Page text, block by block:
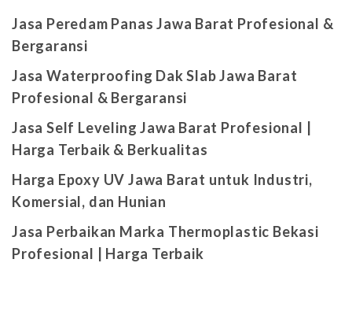
Jasa Peredam Panas Jawa Barat Profesional &
Bergaransi
Jasa Waterproofing Dak Slab Jawa Barat
Profesional & Bergaransi
Jasa Self Leveling Jawa Barat Profesional |
Harga Terbaik & Berkualitas
Harga Epoxy UV Jawa Barat untuk Industri,
Komersial, dan Hunian
Jasa Perbaikan Marka Thermoplastic Bekasi
Profesional | Harga Terbaik